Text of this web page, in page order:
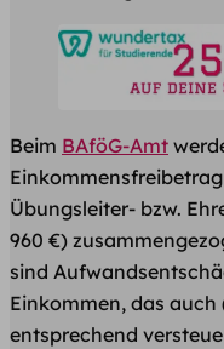
Beim BAföG-Amt
Übungsleiter- bzw.
960 €)
sind
Einkommen, das
entsprechend